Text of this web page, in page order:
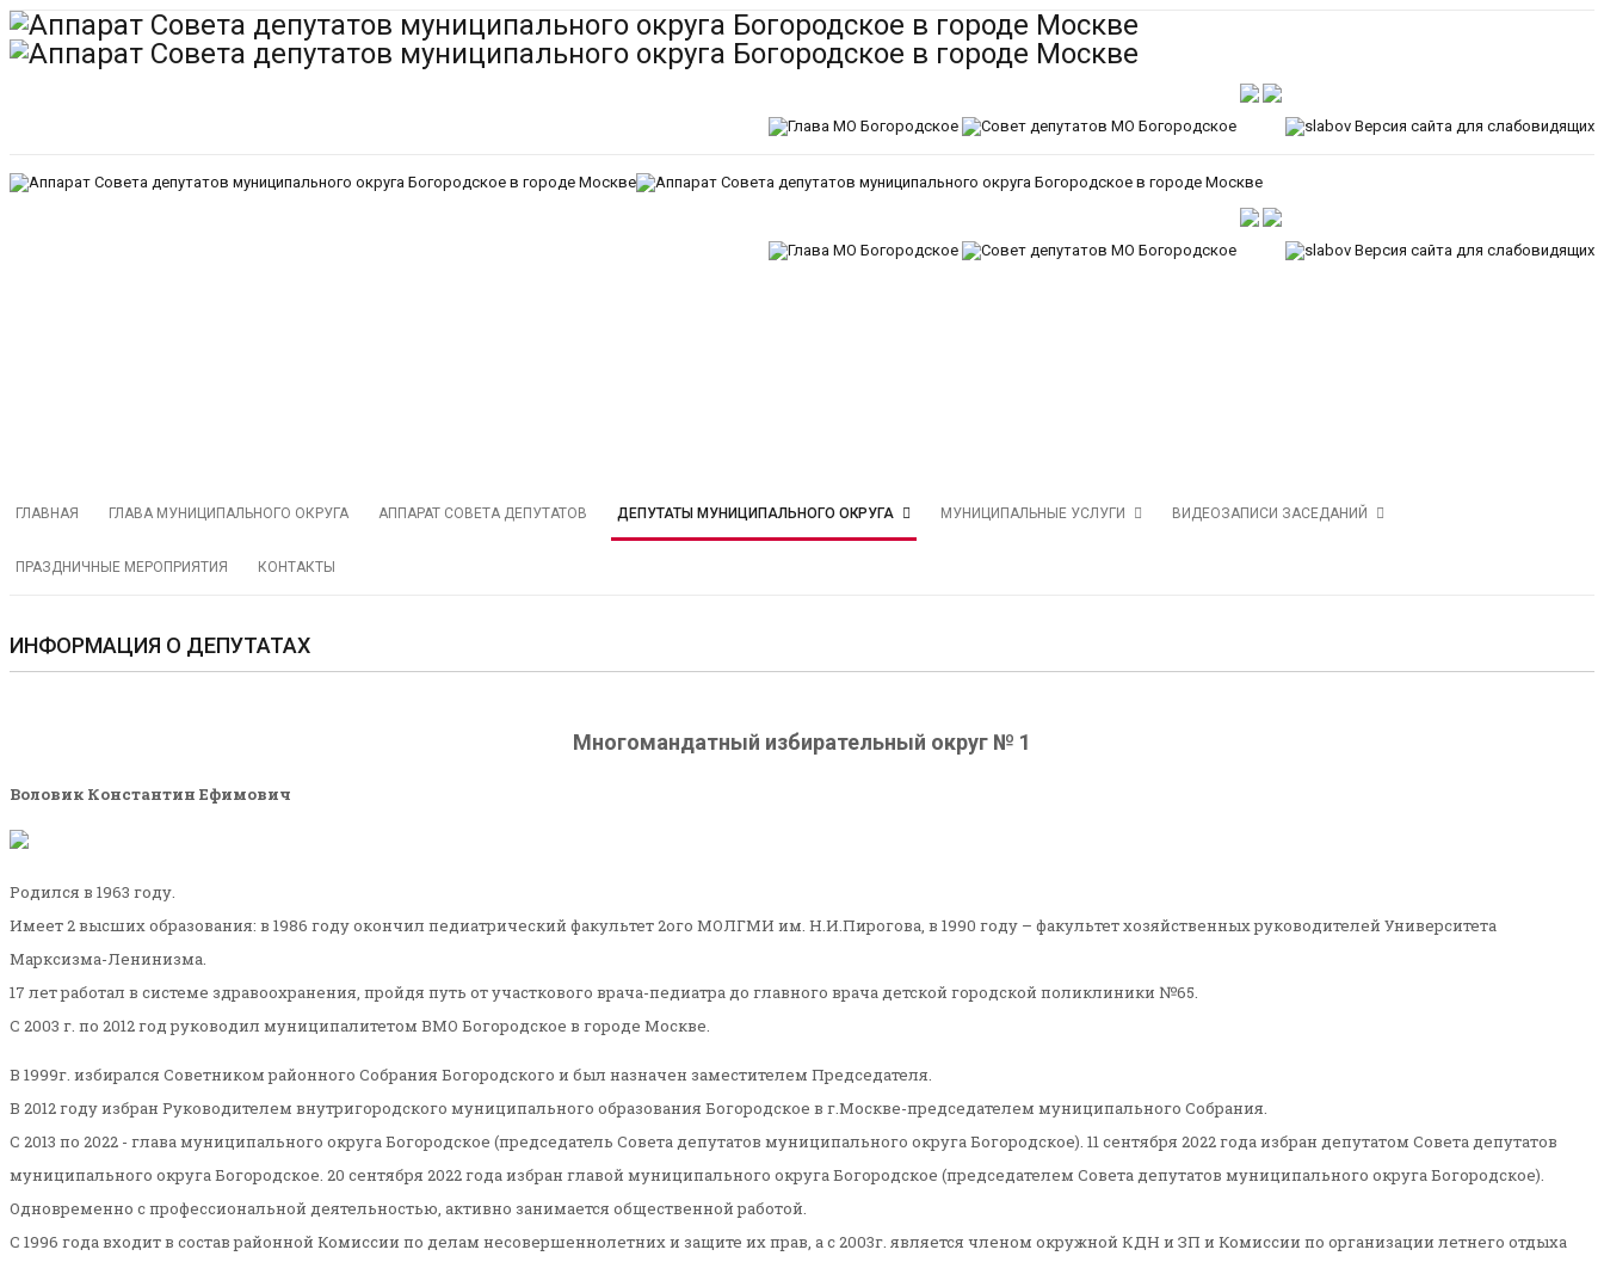
Версия сайта для слабовидящих
Версия сайта для слабовидящих
ГЛАВНАЯ ГЛАВА МУНИЦИПАЛЬНОГО ОКРУГА АППАРАТ СОВЕТА ДЕПУТАТОВ ДЕПУТАТЫ МУНИЦИПАЛЬНОГО ОКРУГА МУНИЦИПАЛЬНЫЕ УСЛУГИ ВИДЕОЗАПИСИ ЗАСЕДАНИЙ
ПРАЗДНИЧНЫЕ МЕРОПРИЯТИЯ КОНТАКТЫ
ИНФОРМАЦИЯ О ДЕПУТАТАХ
Многомандатный избирательный округ № 1
Воловик Константин Ефимович
Родился в 1963 году.
Имеет 2 высших образования: в 1986 году окончил педиатрический факультет 2ого МОЛГМИ им. Н.И.Пирогова, в 1990 году – факультет хозяйственных руководителей Университета
Марксизма-Ленинизма.
17 лет работал в системе здравоохранения, пройдя путь от участкового врача-педиатра до главного врача детской городской поликлиники №65.
С 2003 г. по 2012 год руководил муниципалитетом ВМО Богородское в городе Москве.
В 1999г. избирался Советником районного Собрания Богородского и был назначен заместителем Председателя.
В 2012 году избран Руководителем внутригородского муниципального образования Богородское в г.Москве-председателем муниципального Собрания.
С 2013 по 2022 - глава муниципального округа Богородское (председатель Совета депутатов муниципального округа Богородское). 11 сентября 2022 года избран депутатом Совета депутатов
муниципального округа Богородское. 20 сентября 2022 года избран главой муниципального округа Богородское (председателем Совета депутатов муниципального округа Богородское).
Одновременно с профессиональной деятельностью, активно занимается общественной работой.
С 1996 года входит в состав районной Комиссии по делам несовершеннолетних и защите их прав, а с 2003г. является членом окружной КДН и ЗП и Комиссии по организации летнего отдыха